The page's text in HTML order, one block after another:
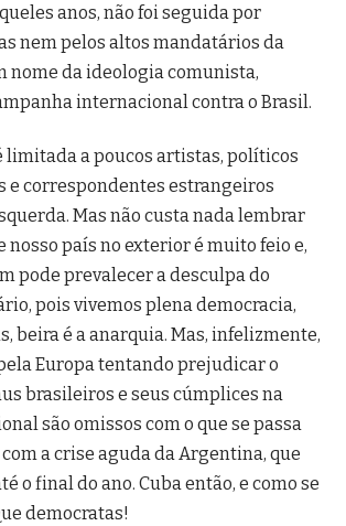
anos, não foi seguida por
nem pelos altos mandatários da
nome da ideologia comunista,
internacional contra o Brasil.
limitada a poucos artistas, políticos
e correspondentes estrangeiros
Mas não custa nada lembrar
nosso país no exterior é muito feio e,
pode prevalecer a desculpa do
pois vivemos plena democracia,
beira é a anarquia. Mas, infelizmente,
Europa tentando prejudicar o
brasileiros e seus cúmplices na
são omissos com o que se passa
a crise aguda da Argentina, que
o final do ano. Cuba então, e como se
democratas!